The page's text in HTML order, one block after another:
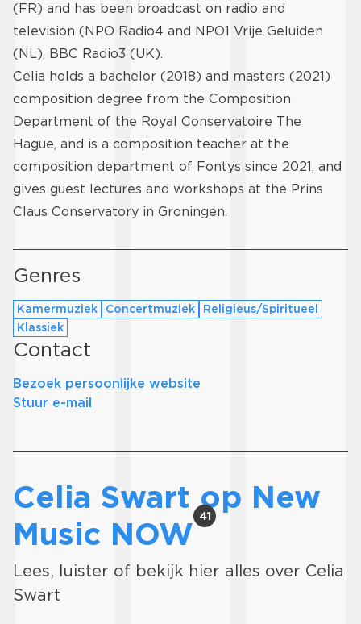
(FR) and has been broadcast on radio and
television (NPO Radio4 and NPO1 Vrije Geluiden
(NL), BBC Radio3 (UK).
​Celia holds a bachelor (2018) and masters (2021)
composition degree from the Composition
Department of the Royal Conservatoire The
Hague, and is a composition teacher at the
composition department of Fontys since 2021, and
gives guest lectures and workshops at the Prins
Claus Conservatory in Groningen.
Genres
Kamermuziek Concertmuziek
Religieus/Spiritueel
Klassiek
Contact
Bezoek persoonlijke website
Stuur e-mail
Celia Swart op New
Music NOW41
Lees, luister of bekijk hier alles over Celia
Swart